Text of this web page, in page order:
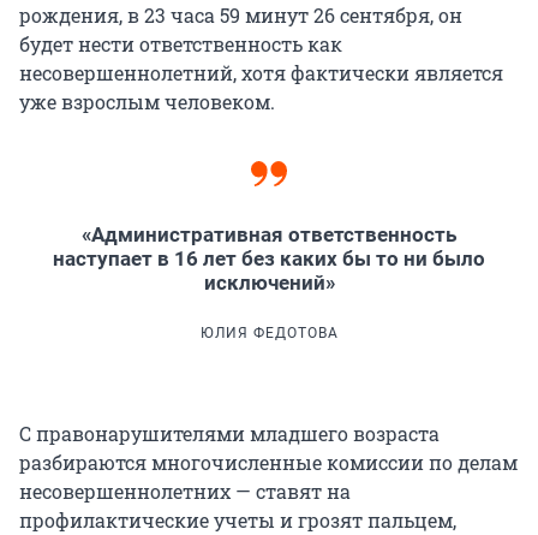
рождения, в 23 часа 59 минут 26 сентября, он
будет нести ответственность как
несовершеннолетний, хотя фактически является
уже взрослым человеком.
«Административная ответственность
наступает в 16 лет без каких бы то ни было
исключений»
ЮЛИЯ ФЕДОТОВА
С правонарушителями младшего возраста
разбираются многочисленные комиссии по делам
несовершеннолетних — ставят на
профилактические учеты и грозят пальцем,